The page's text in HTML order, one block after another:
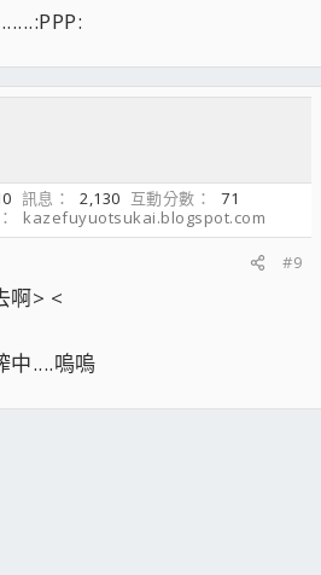
訊息 2,130 互動分數
71
kazefuyuotsukai.blogspot.com
#9
啊> <
中....嗚嗚